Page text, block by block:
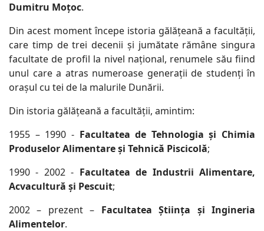
Dumitru Moțoc.
Din acest moment începe istoria gălățeană a facultății,
care timp de trei decenii și jumătate rămâne singura
facultate de profil la nivel național, renumele său fiind
unul care a atras numeroase generații de studenți în
orașul cu tei de la malurile Dunării.
Din istoria gălățeană a facultății, amintim:
1955 – 1990 - Facultatea de Tehnologia și Chimia
Produselor Alimentare și Tehnică Piscicolă;
1990 - 2002 - Facultatea de Industrii Alimentare,
Acvacultură și Pescuit;
2002 – prezent – Facultatea Știința și Ingineria
Alimentelor.